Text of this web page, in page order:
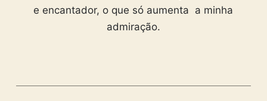
e encantador, o que só aumenta a minha
admiração.